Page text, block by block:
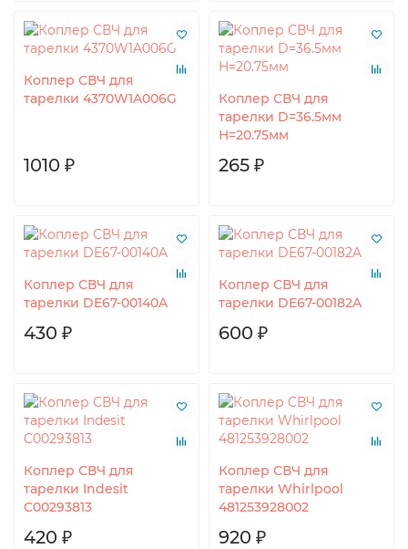
Коплер СВЧ для
тарелки 4370W1A006G
1010 ₽
Коплер СВЧ для
тарелки D=36.5мм
H=20.75мм
265 ₽
Коплер СВЧ для
тарелки DE67-00140A
430 ₽
Коплер СВЧ для
тарелки DE67-00182A
600 ₽
Коплер СВЧ для
тарелки Indesit
C00293813
420 ₽
Коплер СВЧ для
тарелки Whirlpool
481253928002
920 ₽